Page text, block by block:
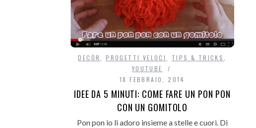
DECÒR ,PROGETTI VELOCI TIPS & TRICKS
YOUTUBE
18 FEBBRAIO, 2014
IDEE DA 5 MINUTI: COME FARE UN PON PON
CON UN GOMITOLO
Pon pon io li adoro insieme a stelle e cuori. Di